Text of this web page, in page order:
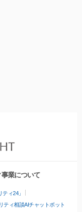
業について
ィ24」
ティ相談AIチャットボット